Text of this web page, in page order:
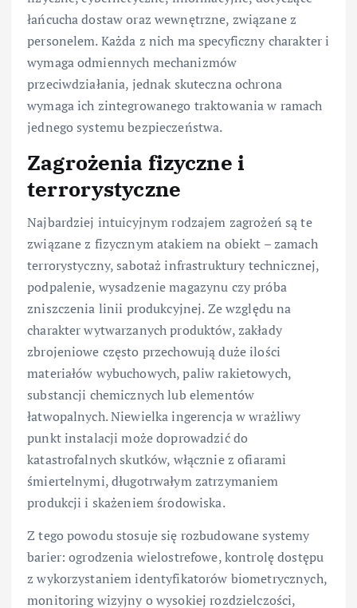
łańcucha dostaw oraz wewnętrzne, związane z
personelem. Każda z nich ma specyficzny charakter i
wymaga odmiennych mechanizmów
przeciwdziałania, jednak skuteczna ochrona
wymaga ich zintegrowanego traktowania w ramach
jednego systemu bezpieczeństwa.
Zagrożenia fizyczne i
terrorystyczne
Najbardziej intuicyjnym rodzajem zagrożeń są te
związane z fizycznym atakiem na obiekt – zamach
terrorystyczny, sabotaż infrastruktury technicznej,
podpalenie, wysadzenie magazynu czy próba
zniszczenia linii produkcyjnej. Ze względu na
charakter wytwarzanych produktów, zakłady
zbrojeniowe często przechowują duże ilości
materiałów wybuchowych, paliw rakietowych,
substancji chemicznych lub elementów
łatwopalnych. Niewielka ingerencja w wrażliwy
punkt instalacji może doprowadzić do
katastrofalnych skutków, włącznie z ofiarami
śmiertelnymi, długotrwałym zatrzymaniem
produkcji i skażeniem środowiska.
Z tego powodu stosuje się rozbudowane systemy
barier: ogrodzenia wielostrefowe, kontrolę dostępu
z wykorzystaniem identyfikatorów biometrycznych,
monitoring wizyjny o wysokiej rozdzielczości,